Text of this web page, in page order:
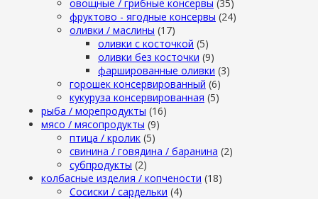
овощные / грибные консервы (35)
фруктово - ягодные консервы (24)
оливки / маслины (17)
оливки с косточкой (5)
оливки без косточки (9)
фаршированные оливки (3)
горошек консервированный (6)
кукуруза консервированная (5)
рыба / морепродукты (16)
мясо / мясопродукты (9)
птица / кролик (5)
свинина / говядина / баранина (2)
субпродукты (2)
колбасные изделия / копчености (18)
Сосиски / сардельки (4)